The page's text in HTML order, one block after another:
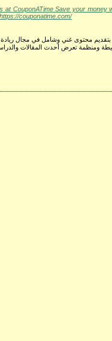
CouponATime Save your money
couponatime.com/
محتوى غني وشامل في مجال ريادة
ومنظمة تعرض أحدث المقالات